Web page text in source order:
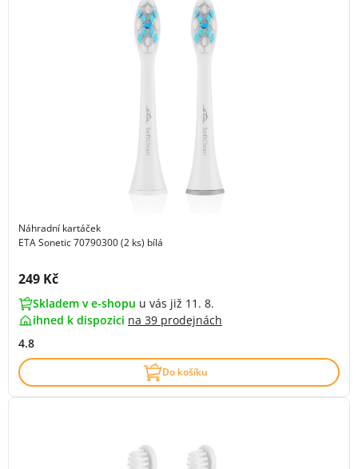
Náhradní kartáček
ETA Sonetic 70790300 (2 ks) bílá
Cena s DPH:
249 Kč
Skladem v e-shopu u vás již 11. 8.
ihned k dispozici na 39 prodejnách
4.8
Do košíku